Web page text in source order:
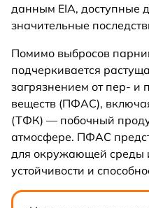
данным EIA, доступные
значительные
Помимо выбросов
подчеркивается
загрязнением от пер- и
веществ (ПФАС),
(ТФК) — побочный
атмосфере. ПФАС
для окружающей среды
устойчивости и